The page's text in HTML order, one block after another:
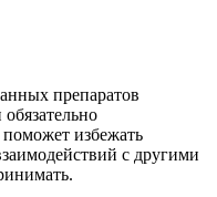
препаратов
поможет избежать
с другими